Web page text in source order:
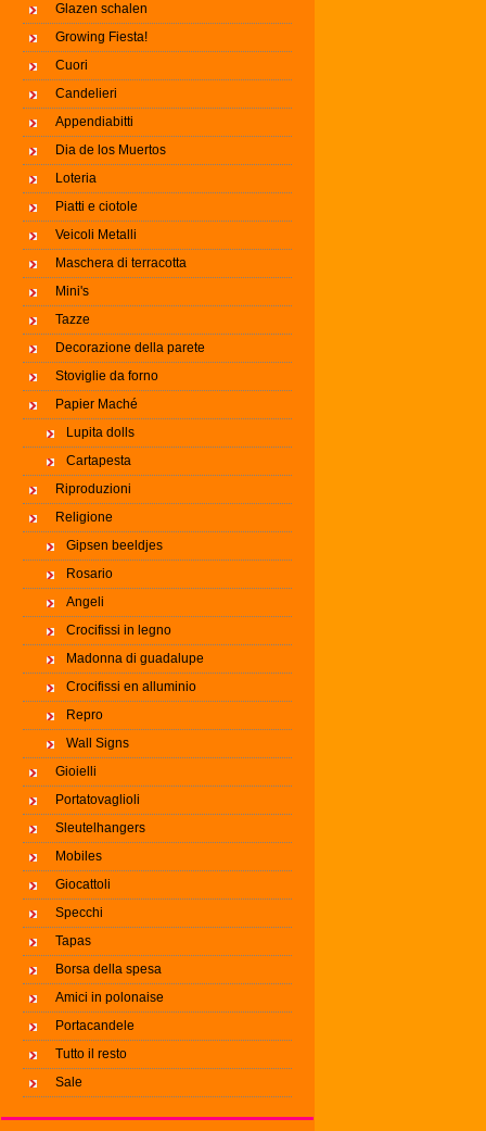
Glazen schalen
Growing Fiesta!
Cuori
Candelieri
Appendiabitti
Dia de los Muertos
Loteria
Piatti e ciotole
Veicoli Metalli
Maschera di terracotta
Mini's
Tazze
Decorazione della parete
Stoviglie da forno
Papier Maché
Lupita dolls
Cartapesta
Riproduzioni
Religione
Gipsen beeldjes
Rosario
Angeli
Crocifissi in legno
Madonna di guadalupe
Crocifissi en alluminio
Repro
Wall Signs
Gioielli
Portatovaglioli
Sleutelhangers
Mobiles
Giocattoli
Specchi
Tapas
Borsa della spesa
Amici in polonaise
Portacandele
Tutto il resto
Sale